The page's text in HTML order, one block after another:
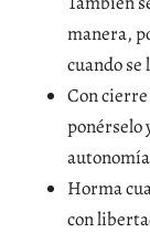
manera,
cuando se
Con
ponérselo
Horma
con